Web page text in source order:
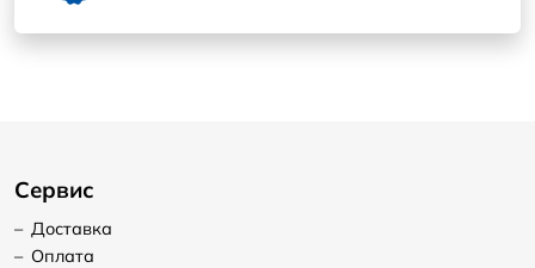
Сервис
– Доставка
– Оплата